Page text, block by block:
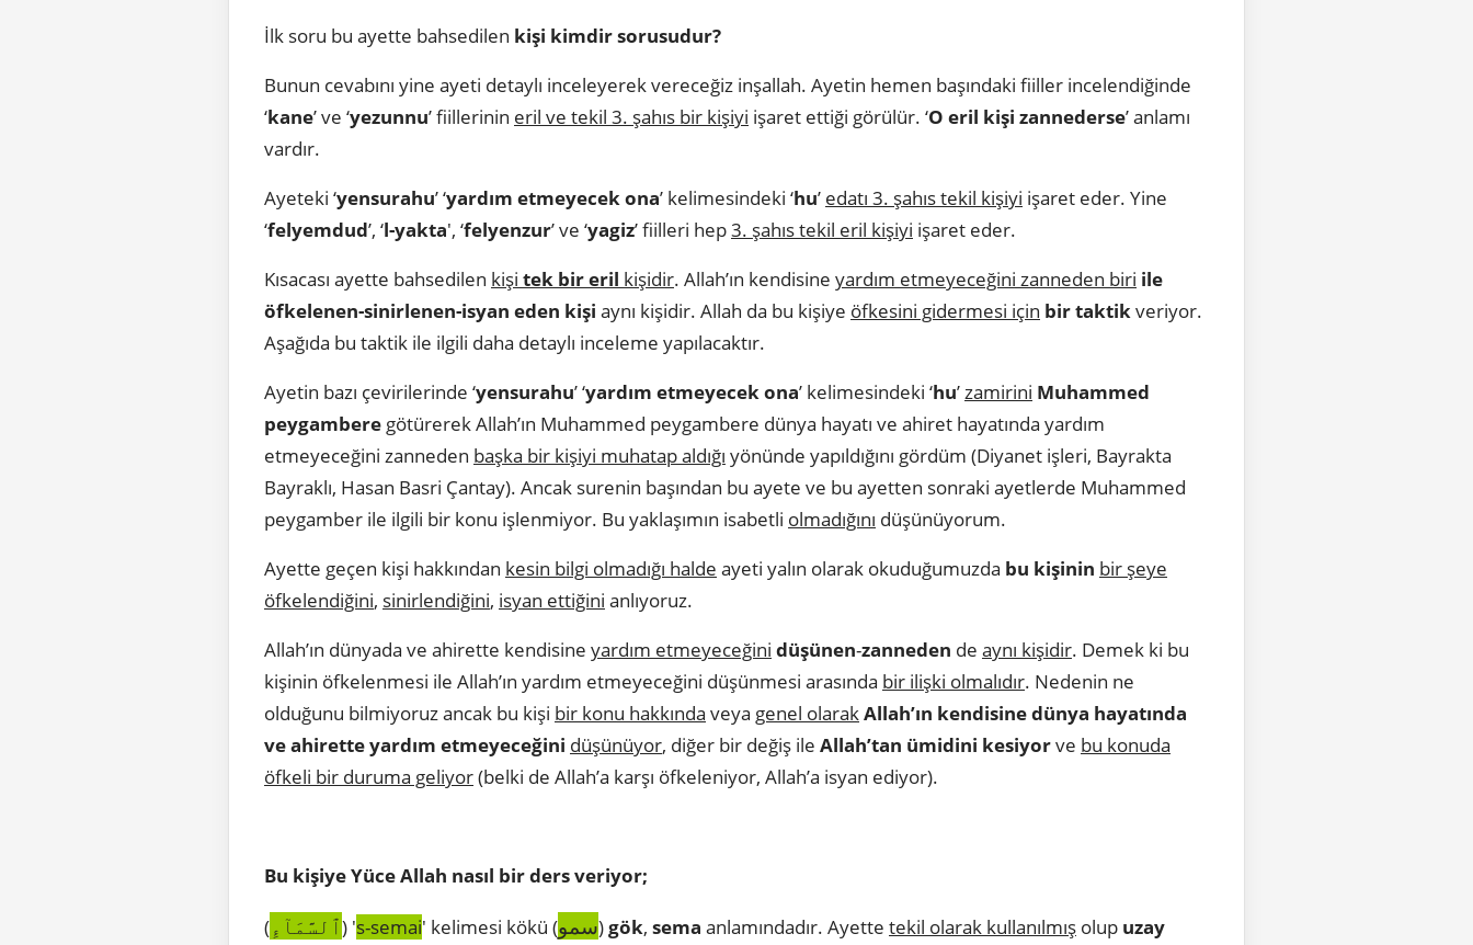
İlk soru bu ayette bahsedilen kişi kimdir sorusudur?
Bunun cevabını yine ayeti detaylı inceleyerek vereceğiz inşallah. Ayetin hemen başındaki fiiller incelendiğinde
‘kane’ ve ‘yezunnu’ fiillerinin eril ve tekil 3. şahıs bir kişiyi işaret ettiği görülür. ‘O eril kişi zannederse’ anlamı
vardır.
Ayeteki ‘yensurahu’ ‘yardım etmeyecek ona’ kelimesindeki ‘hu’ edatı 3. şahıs tekil kişiyi işaret eder. Yine
‘felyemdud’, ‘l-yakta', ‘felyenzur’ ve ‘yagiz’ fiilleri hep3. şahıs tekil eril kişiyi işaret eder.
Kısacası ayette bahsedilen kişi tek bir eril kişidir. Allah’ın kendisine yardım etmeyeceğini zanneden biri ile
öfkelenen-sinirlenen-isyan eden kişi aynı kişidir. Allah da bu kişiye öfkesini gidermesi için bir taktikveriyor.
Aşağıda bu taktik ile ilgili daha detaylı inceleme yapılacaktır.
Ayetin bazı çevirilerinde ‘yensurahu’ ‘yardım etmeyecek ona’ kelimesindeki ‘hu’zamirini Muhammed
peygambere götürerek Allah’ın Muhammed peygambere dünya hayatı ve ahiret hayatında yardım
etmeyeceğini zanneden başka bir kişiyi muhatap aldığı yönünde yapıldığını gördüm (Diyanet işleri, Bayrakta
Bayraklı, Hasan Basri Çantay). Ancak surenin başından bu ayete ve bu ayetten sonraki ayetlerde Muhammed
peygamber ile ilgili bir konu işlenmiyor. Bu yaklaşımın isabetli olmadığını düşünüyorum.
Ayette geçen kişi hakkından kesin bilgi olmadığı halde ayeti yalın olarak okuduğumuzda bu kişinin bir şeye
öfkelendiğini, sinirlendiğini, isyan ettiğini anlıyoruz.
Allah’ın dünyada ve ahirette kendisine yardım etmeyeceğini düşünen-zanneden de aynı kişidir. Demek ki bu
kişinin öfkelenmesi ile Allah’ın yardım etmeyeceğini düşünmesi arasında bir ilişki olmalıdır. Nedenin ne
olduğunu bilmiyoruz ancak bu kişi bir konu hakkında veya genel olarakAllah’ın kendisine dünya hayatında
ve ahirette yardım etmeyeceğini düşünüyor, diğer bir değiş ile Allah’tan ümidini kesiyorve bu konuda
öfkeli bir duruma geliyor(belki de Allah’a karşı öfkeleniyor, Allah’a isyan ediyor).
Bu kişiye Yüce Allah nasıl bir ders veriyor;
(ٱلسَّمَآءِ) 's-semai' kelimesi kökü (سمو)gök, sema anlamındadır. Ayette tekil olarak kullanılmış olup uzay